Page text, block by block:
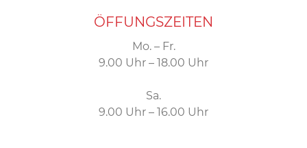
ÖFFUNGSZEITEN
Mo. – Fr.
9.00 Uhr – 18.00 Uhr
Sa.
9.00 Uhr – 16.00 Uhr